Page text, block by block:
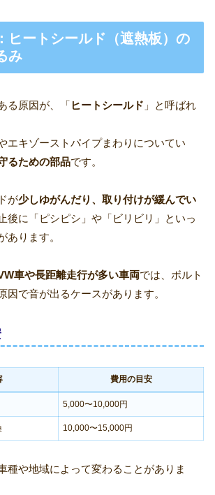
ヒートシールド（遮熱板）の
み
る原因が、「 ヒートシールド 」と呼ばれ
エキゾーストパイプまわりについてい
るための部品です。
が少しゆがんだり、取り付けが緩んでい
後に「ピシピシ」や「ビリビリ」といっ
あります。
車や長距離走行が多い車両では、ボルト
因で音が出るケースがあります。
費用の目安
5,000〜10,000円
10,000〜15,000円
種や地域によって変わることがありま